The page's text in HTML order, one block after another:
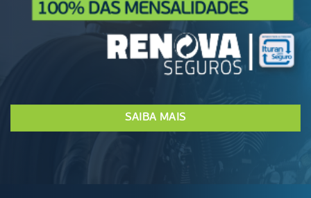
SAIBA MAIS